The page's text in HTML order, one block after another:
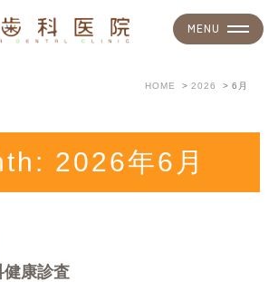
HOME 2026 6月
2026年6月
健康診査